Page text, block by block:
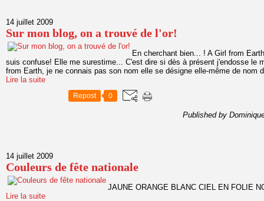
14 juillet 2009
Sur mon blog, on a trouvé de l'or!
En cherchant bien... ! A Girl from
suis confuse! Elle me surestime... C'est dire si dès à présent j'endosse le
from Earth, je ne connais pas son nom elle se désigne elle-même de nom
Lire la suite
Repost 0
Published by
14 juillet 2009
Couleurs de fête nationale
JAUNE ORANGE BLANC CIEL EN FOLIE
Lire la suite